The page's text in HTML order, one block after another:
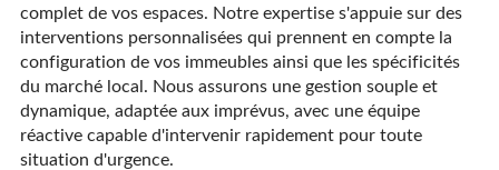
complet de vos espaces. Notre expertise s'appuie sur des
interventions personnalisées qui prennent en compte la
configuration de vos immeubles ainsi que les spécificités
du marché local. Nous assurons une gestion souple et
dynamique, adaptée aux imprévus, avec une équipe
réactive capable d'intervenir rapidement pour toute
situation d'urgence.